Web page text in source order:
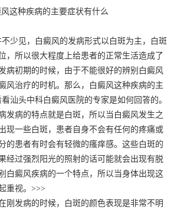
少见，白癜风的发病形式以白斑为主，白斑
，所以很大程度上给患者的正常生活造成了
病初期的时候，由于不能很好的辨别白癜风
风治疗的时机。那么，白癜风这种疾病的主
汕头中科白癜风医院的专家是如何回答的。
发病的特点就是白斑，所以当白癜风发生之
现一些白斑，患者自身不会有任何的疼痛或
的患者有时会有轻微的瘙痒感。这些白斑的
经过强烈阳光的照射的话可能就会出现有脱
白癜风疾病的一个特点，所以当身体出现这
重视。>>>
刚发病的时候，白斑的颜色表现是非常不明